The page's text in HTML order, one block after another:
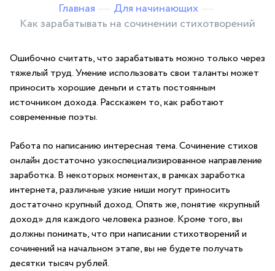
Главная
Для начинающих
Как зарабатывать на сочинении стихотворений
Ошибочно считать, что зарабатывать можно только через
тяжелый труд. Умение использовать свои таланты может
приносить хорошие деньги и стать постоянным
источником дохода. Расскажем то, как работают
современные поэты.
Работа по написанию интересная тема. Сочинение стихов
онлайн достаточно узкоспециализированное направление
заработка. В некоторых моментах, в рамках заработка
интернета, различные узкие ниши могут приносить
достаточно крупный доход. Опять же, понятие «крупный
доход» для каждого человека разное. Кроме того, вы
должны понимать, что при написании стихотворений и
сочинений на начальном этапе, вы не будете получать
десятки тысяч рублей.